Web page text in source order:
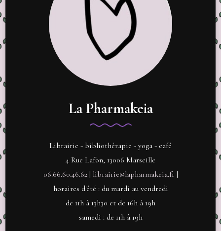
La Pharmakeia
Librairie - bibliothérapie - yoga - café
4 Rue Lafon, 13006 Marseille
06.66.60.46.62| librairie@lapharmakeia.fr|
horaires d'été : du mardi au vendredi
de 11h à 13h30 et de 16h à 19h
samedi : de 11h à 19h